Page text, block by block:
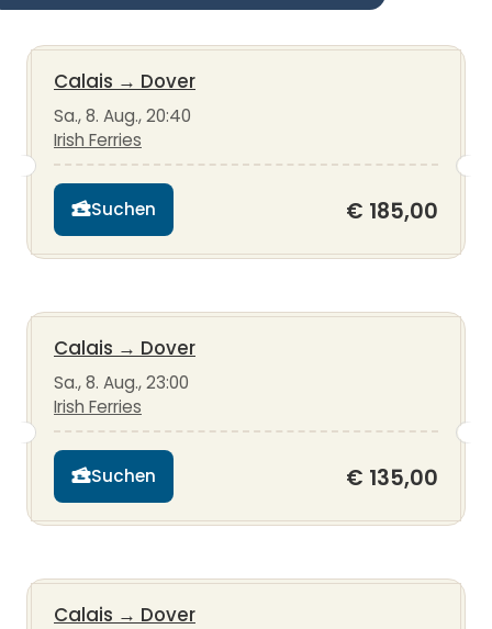
Calais → Dover
Sa., 8. Aug., 20:40
Irish Ferries
Suchen € 185,00
Calais → Dover
Sa., 8. Aug., 23:00
Irish Ferries
Suchen € 135,00
Calais → Dover